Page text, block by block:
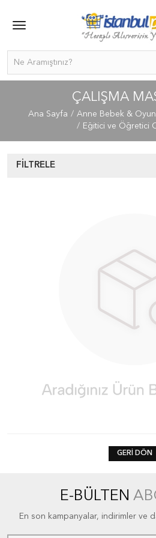
ÇALIŞMA
Ana Sayfa Anne Bebek &
Eğitici ve Öğretici
FILTRELE
GERI DÖN
E-BÜLTEN
En son kampanyalar, indirimler ve